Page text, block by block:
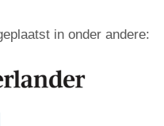
in onder andere: